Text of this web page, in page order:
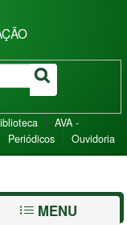
AVA -
Periódicos Ouvidoria
MENU